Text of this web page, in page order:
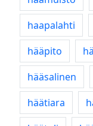
haapalahti
hääpito
hääsalinen
häätiara